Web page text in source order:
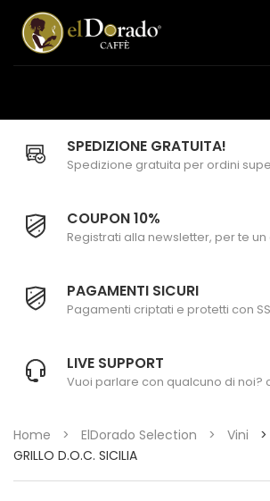
SPEDIZIONE GRATUITA!
Spedizione gratuita per ordini
COUPON 10%
Registrati alla newsletter, per te un
PAGAMENTI SICURI
Pagamenti criptati e protetti con
LIVE SUPPORT
Vuoi parlare con qualcuno di noi?
Home > ElDorado Selection > Vini >
GRILLO D.O.C. SICILIA